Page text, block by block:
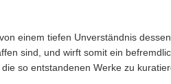
einem tiefen Unverständnis
sind, und wirft somit ein
so entstandenen Werke zu